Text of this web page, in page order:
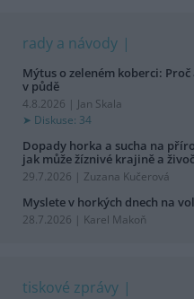
rady a návody
Mýtus o zeleném koberci:
v půdě
4.8.2026 | Jan Skala
Diskuse: 34
Dopady horka a sucha na
jak může žíznivé krajině a
29.7.2026 | Zuzana Kučerová
Myslete v horkých dnech na
28.7.2026 | Karel Makoň
tiskové zprávy